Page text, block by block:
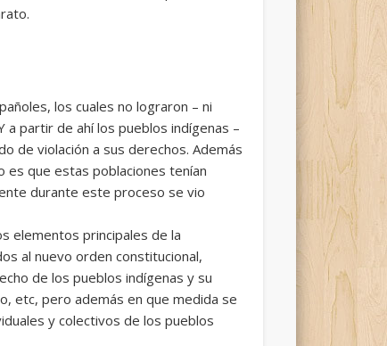
los cuales no lograron – ni
partir de ahí los pueblos indígenas –
de violación a sus derechos. Además
es que estas poblaciones tenían
durante este proceso se vio
elementos principales de la
al nuevo orden constitucional,
de los pueblos indígenas y su
etc, pero además en que medida se
y colectivos de los pueblos